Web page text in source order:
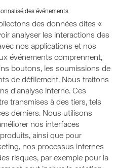
des événements
des données dites «
analyser les interactions des
nos applications et nos
événements comprennent,
boutons, les soumissions de
de défilement. Nous traitons
d'analyse interne. Ces
transmises à des tiers, tels
derniers. Nous utilisons
nos interfaces
ainsi que pour
nos processus internes
risques, par exemple pour la